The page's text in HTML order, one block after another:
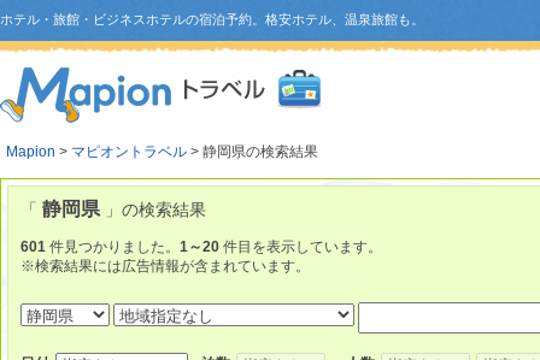
ホテル・旅館・ビジネスホテルの宿泊予約。格安ホテル、温泉旅館も。
Mapion > マピオントラベル > 静岡県の検索結果
「 静岡県 」の検索結果
601 件見つかりました。 1～20 件目を表示しています。
※検索結果には広告情報が含まれています。